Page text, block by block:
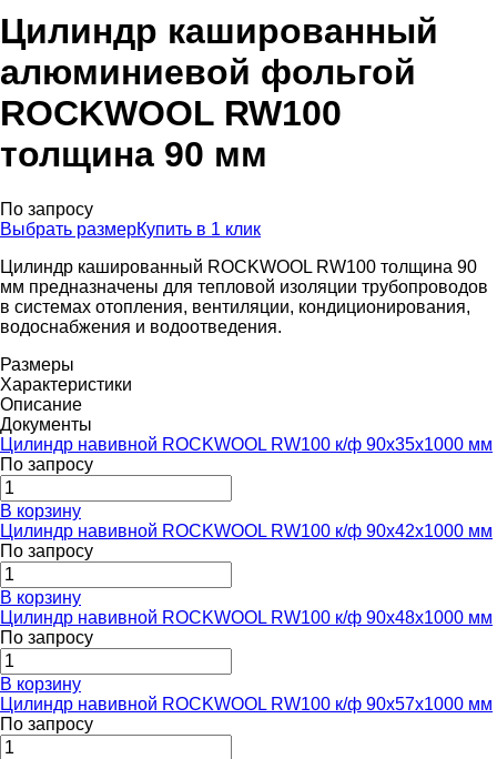
Цилиндр кашированный
алюминиевой фольгой
ROCKWOOL RW100
толщина 90 мм
По запросу
Выбрать размерКупить в 1 клик
Цилиндр кашированный ROCKWOOL RW100 толщина 90
мм предназначены для тепловой изоляции трубопроводов
в системах отопления, вентиляции, кондиционирования,
водоснабжения и водоотведения.
Размеры
Характеристики
Описание
Документы
Цилиндр навивной ROCKWOOL RW100 к/ф 90x35x1000 мм
По запросу
В корзину
Цилиндр навивной ROCKWOOL RW100 к/ф 90x42x1000 мм
По запросу
В корзину
Цилиндр навивной ROCKWOOL RW100 к/ф 90x48x1000 мм
По запросу
В корзину
Цилиндр навивной ROCKWOOL RW100 к/ф 90x57x1000 мм
По запросу